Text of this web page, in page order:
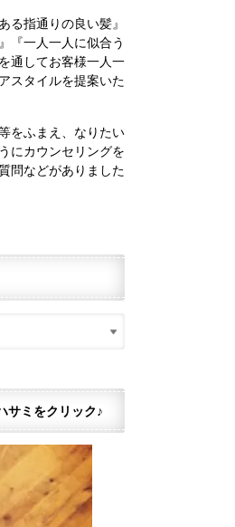
る指通りの良い髪』
『一人一人に似合う
通してお客様一人一
スタイルを提案いた
をふまえ、なりたい
にカウンセリングを
問などがありました
サミをクリック♪